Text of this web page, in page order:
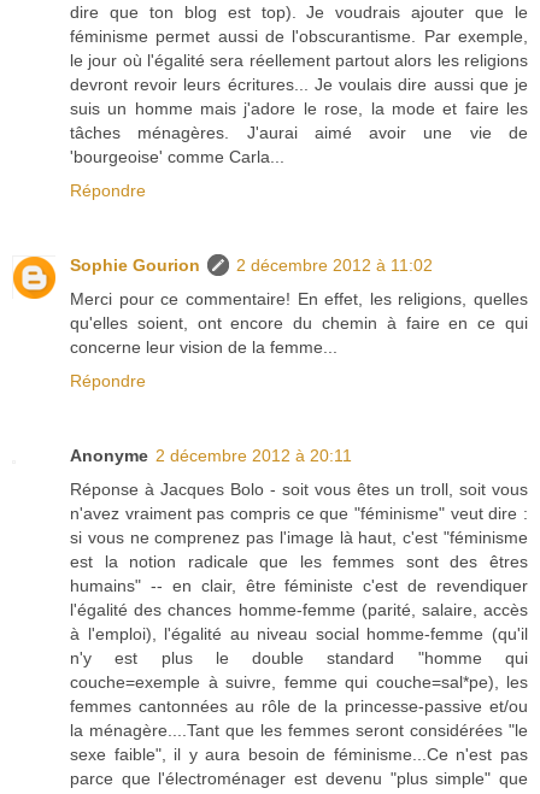
dire que ton blog est top). Je voudrais ajouter que le
féminisme permet aussi de l'obscurantisme. Par exemple,
le jour où l'égalité sera réellement partout alors les religions
devront revoir leurs écritures... Je voulais dire aussi que je
suis un homme mais j'adore le rose, la mode et faire les
tâches ménagères. J'aurai aimé avoir une vie de
'bourgeoise' comme Carla...
Répondre
Sophie Gourion
2 décembre 2012 à 11:02
Merci pour ce commentaire! En effet, les religions, quelles
qu'elles soient, ont encore du chemin à faire en ce qui
concerne leur vision de la femme...
Répondre
Anonyme 2 décembre 2012 à 20:11
Réponse à Jacques Bolo - soit vous êtes un troll, soit vous
n'avez vraiment pas compris ce que "féminisme" veut dire :
si vous ne comprenez pas l'image là haut, c'est "féminisme
est la notion radicale que les femmes sont des êtres
humains" -- en clair, être féministe c'est de revendiquer
l'égalité des chances homme-femme (parité, salaire, accès
à l'emploi), l'égalité au niveau social homme-femme (qu'il
n'y est plus le double standard "homme qui
couche=exemple à suivre, femme qui couche=sal*pe), les
femmes cantonnées au rôle de la princesse-passive et/ou
la ménagère....Tant que les femmes seront considérées "le
sexe faible", il y aura besoin de féminisme...Ce n'est pas
parce que l'électroménager est devenu "plus simple" que